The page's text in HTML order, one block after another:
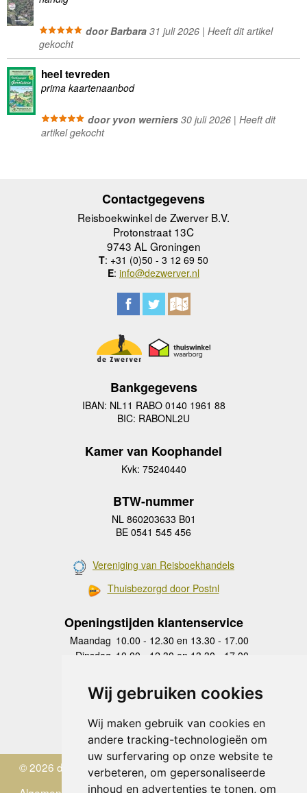
Wij gebruiken cookies
Wij maken gebruik van cookies en
andere tracking-technologieën om
uw surfervaring op onze website te
verbeteren, om gepersonaliseerde
inhoud en advertenties te tonen, om
door Barbara31 juli 2026 | Heeft dit artikel
gekocht
heel tevreden
prima kaartenaanbod
door yvon werniers30 juli 2026 | Heeft dit
artikel gekocht
Contactgegevens
Reisboekwinkel de Zwerver B.V.
Protonstraat 13C
9743 AL Groningen
T: +31 (0)50 - 3 12 69 50
E: info@dezwerver.nl
Bankgegevens
IBAN: NL11 RABO 0140 1961 88
BIC: RABONL2U
Kamer van Koophandel
Kvk: 75240440
BTW-nummer
NL 860203633 B01
BE 0541 545 456
Vereniging van Reisboekhandels
Thuisbezorgd door Postnl
Openingstijden klantenservice
Maandag 10.00 - 12.30 en 13.30 - 17.00
Dinsdag 10.00 - 12.30 en 13.30 - 17.00
Donderdag
10.00 - 12.30 en 13.30 - 17.00
Vrijdag 10.00 - 12.30 en 13.30 - 17.00
Zaterdag
gesloten
Zondag gesloten
© 2026 de Zwerver